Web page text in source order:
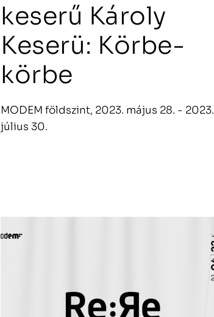
keserű Károly
Keserü: Körbe-
körbe
MODEM földszint, 2023. május 28. - 2023.
július 30.